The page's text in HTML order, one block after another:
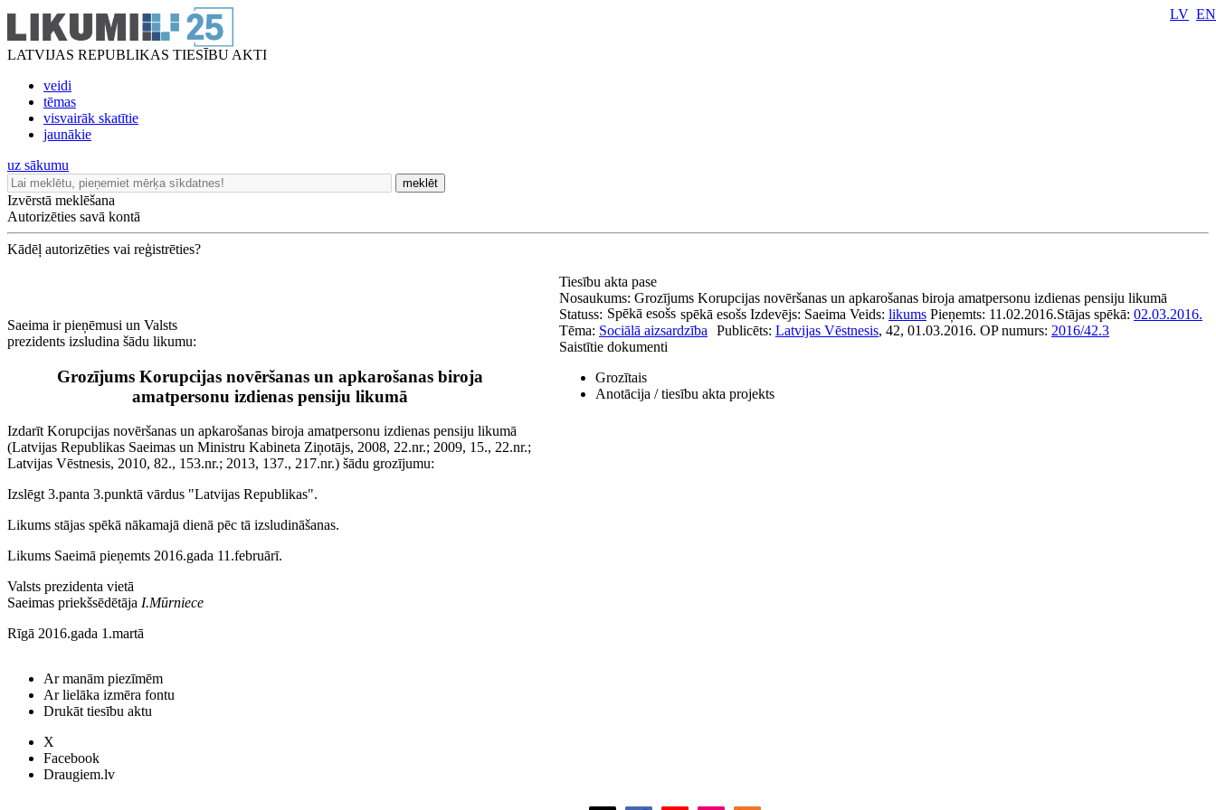
LATVIJAS REPUBLIKAS TIESĪBU AKTI
veidi
tēmas
visvairāk skatītie
jaunākie
LV EN
uz sākumu
meklēt
Izvērstā meklēšana
Autorizēties savā kontā
Kādēļ autorizēties vai reģistrēties?
Saeima ir pieņēmusi un Valsts
prezidents izsludina šādu likumu:
Grozījums Korupcijas novēršanas un apkarošanas biroja
amatpersonu izdienas pensiju likumā
Izdarīt Korupcijas novēršanas un apkarošanas biroja amatpersonu izdienas pensiju likumā
(Latvijas Republikas Saeimas un Ministru Kabineta Ziņotājs, 2008, 22.nr.; 2009, 15., 22.nr.;
Latvijas Vēstnesis, 2010, 82., 153.nr.; 2013, 137., 217.nr.) šādu grozījumu:
Izslēgt 3.panta 3.punktā vārdus "Latvijas Republikas".
Likums stājas spēkā nākamajā dienā pēc tā izsludināšanas.
Likums Saeimā pieņemts 2016.gada 11.februārī.
Valsts prezidenta vietā
Saeimas priekšsēdētāja I.Mūrniece
Rīgā 2016.gada 1.martā
Tiesību akta pase
Nosaukums: Grozījums Korupcijas novēršanas un apkarošanas biroja amatpersonu izdienas pensiju likumā
Statuss: Spēkā esošs spēkā esošs Izdevējs: Saeima Veids: likums Pieņemts: 11.02.2016.Stājas spēkā: 02.03.2016.
Tēma: Sociālā aizsardzība Publicēts: Latvijas Vēstnesis, 42, 01.03.2016. OP numurs: 2016/42.3
Saistītie dokumenti
Grozītais
Anotācija / tiesību akta projekts
Ar manām piezīmēm
Ar lielāka izmēra fontu
Drukāt tiesību aktu
X
Facebook
Draugiem.lv